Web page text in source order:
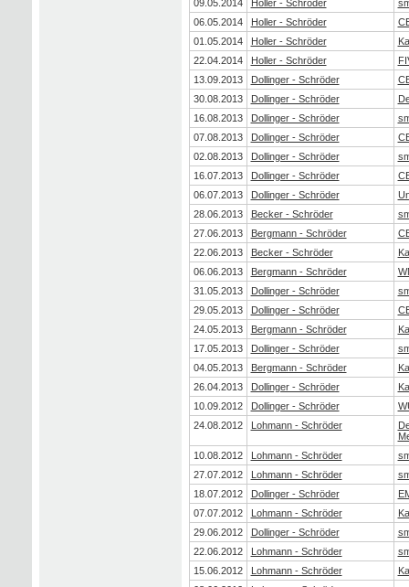
09.05.2014 Holler - Schröder
06.05.2014
Holler - Schröder
01.05.2014
Holler - Schröder
22.04.2014
Holler - Schröder
13.09.2013
Dollinger - Schröder
30.08.2013
Dollinger - Schröder
16.08.2013
Dollinger - Schröder
07.08.2013
Dollinger - Schröder
02.08.2013
Dollinger - Schröder
16.07.2013
Dollinger - Schröder
06.07.2013
Dollinger - Schröder
28.06.2013
Becker - Schröder
27.06.2013
Bergmann - Schröder
22.06.2013
Becker - Schröder
06.06.2013
Bergmann - Schröder
31.05.2013
Dollinger - Schröder
29.05.2013
Dollinger - Schröder
24.05.2013
Bergmann - Schröder
17.05.2013
Dollinger - Schröder
04.05.2013
Bergmann - Schröder
26.04.2013
Dollinger - Schröder
10.09.2012
Dollinger - Schröder
24.08.2012
Lohmann - Schröder
10.08.2012
Lohmann - Schröder
27.07.2012
Lohmann - Schröder
18.07.2012
Dollinger - Schröder
07.07.2012
Lohmann - Schröder
29.06.2012
Dollinger - Schröder
22.06.2012
Lohmann - Schröder
15.06.2012
Lohmann - Schröder